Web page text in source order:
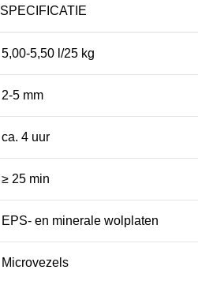
SPECIFICATIE
5,00-5,50 l/25 kg
2-5 mm
ca. 4 uur
≥ 25 min
EPS- en minerale wolplaten
Microvezels